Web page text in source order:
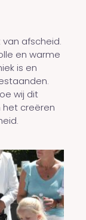
afscheid.
en warme
is en
wij dit
het creëren